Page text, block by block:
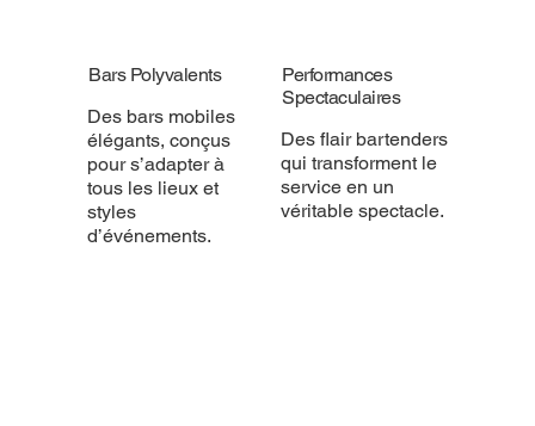
Bars Polyvalents
Des bars mobiles
élégants, conçus
pour s’adapter à
tous les lieux et
styles
d’événements.
Performances
Spectaculaires
Des flair bartenders
qui transforment le
service en un
véritable spectacle.